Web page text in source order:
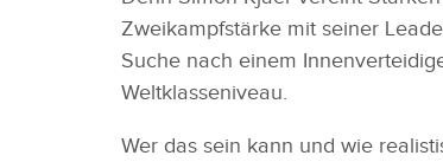
Zweikampfstärke mit seiner
Suche nach einem
Weltklasseniveau.
Wer das sein kann und wie